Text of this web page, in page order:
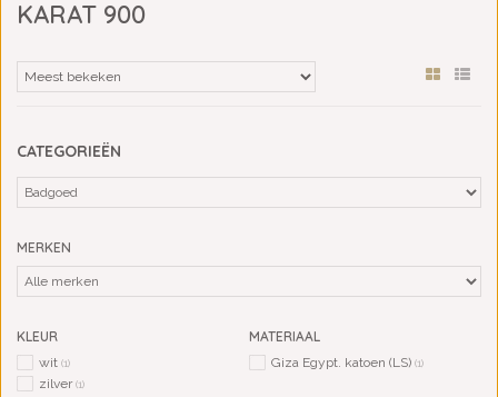
KARAT 900
CATEGORIEËN
MERKEN
KLEUR
wit (1)
zilver(1)
MATERIAAL
Giza Egypt. katoen (LS) (1)